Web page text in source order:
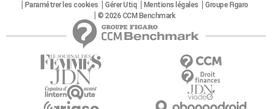
Paramétrer les cookies
Gérer Utiq Mentions légales
Groupe Figaro
© 2026 CCM Benchmark